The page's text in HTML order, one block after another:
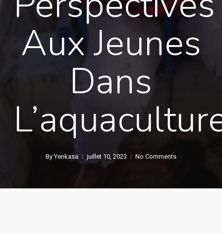
Aux Jeunes
Dans
By Yenkasa juillet 10, 2023 No Comments